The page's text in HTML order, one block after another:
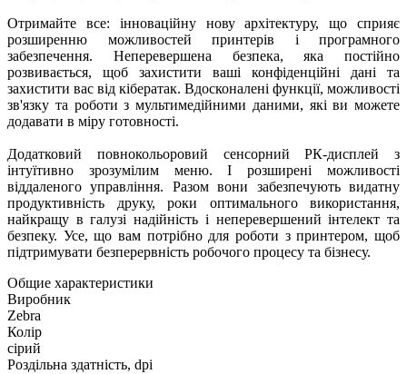
Отримайте все: інноваційну нову архітектуру, що сприяє
розширенню можливостей принтерів і програмного
забезпечення. Неперевершена безпека, яка постійно
розвивається, щоб захистити ваші конфіденційні дані та
захистити вас від кібератак. Вдосконалені функції, можливості
зв'язку та роботи з мультимедійними даними, які ви можете
додавати в міру готовності.
Додатковий повнокольоровий сенсорний РК-дисплей з
інтуїтивно зрозумілим меню. І розширені можливості
віддаленого управління. Разом вони забезпечують видатну
продуктивність друку, роки оптимального використання,
найкращу в галузі надійність і неперевершений інтелект та
безпеку. Усе, що вам потрібно для роботи з принтером, щоб
підтримувати безперервність робочого процесу та бізнесу.
Общие характеристики
Виробник
Zebra
Колір
сірий
Роздільна здатність, dpi